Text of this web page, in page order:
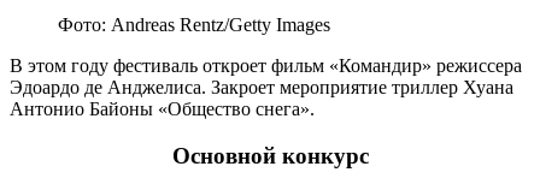
Фото: Andreas Rentz/Getty Images
В этом году фестиваль откроет фильм «Командир» режиссера
Эдоардо де Анджелиса. Закроет мероприятие триллер Хуана
Антонио Байоны «Общество снега».
Основной конкурс